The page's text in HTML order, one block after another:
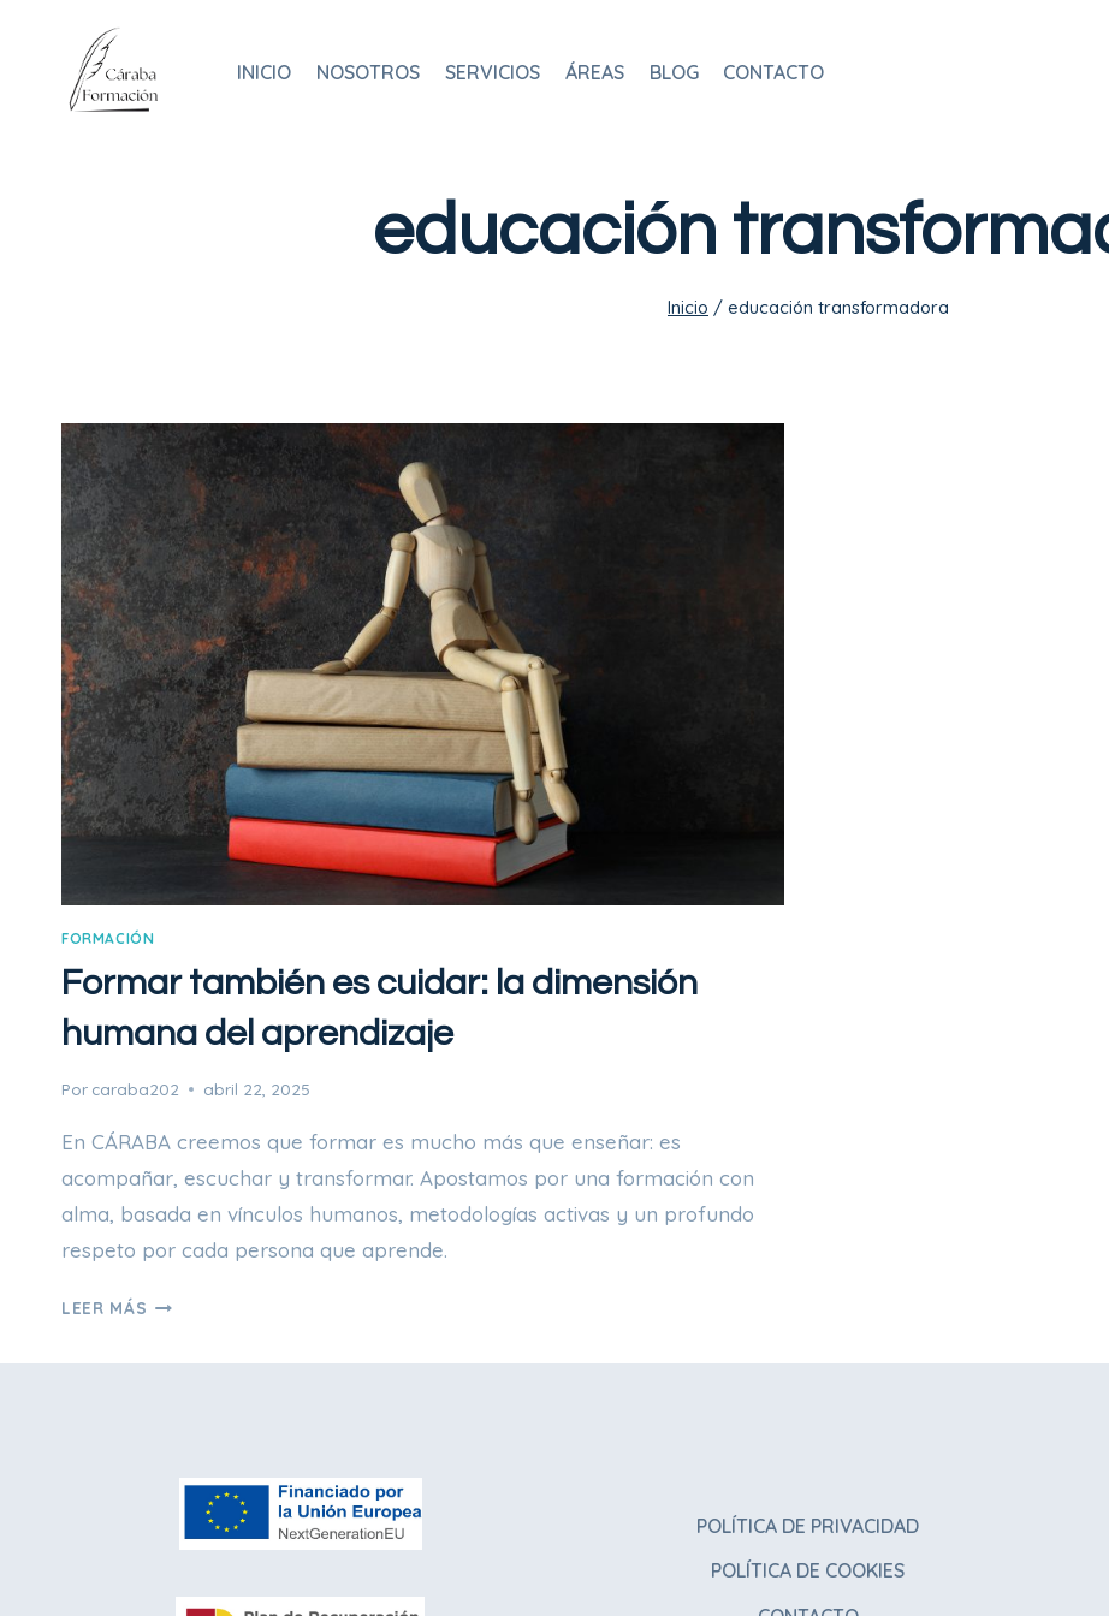
contenido
INICIO NOSOTROS SERVICIOS ÁREAS BLOG CONTACTO
educación
Inicio / educación transformadora
FORMACIÓN
Formar también es cuidar: la dimensión
humana del aprendizaje
Por caraba202 abril 22, 2025
En CÁRABA creemos que formar es mucho más que enseñar: es
acompañar, escuchar y transformar. Apostamos por una formación con
alma, basada en vínculos humanos, metodologías activas y un profundo
respeto por cada persona que aprende.
LEER MÁS FORMAR
ES
HUMANA
APRENDIZAJE
POLÍTICA DE PRIVACIDAD
POLÍTICA DE COOKIES